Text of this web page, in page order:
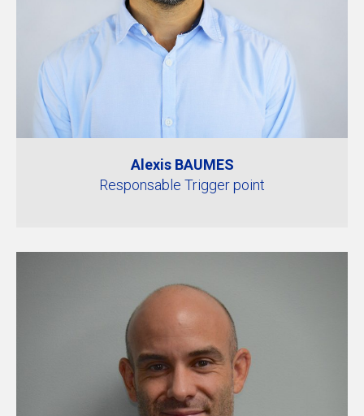
Alexis BAUMES
Responsable Trigger point